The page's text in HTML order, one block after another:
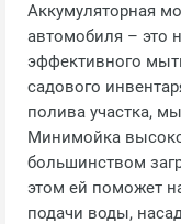
Аккумуляторная
автомобиля – это
эффективного
садового
полива участка,
Минимойка
большинством
этом ей поможет
подачи воды,